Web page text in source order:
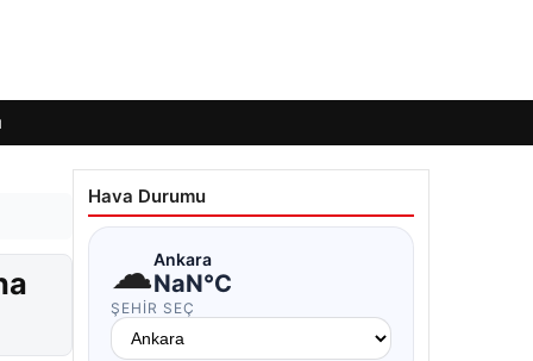
Hava Durumu
☁Ankara
NaN°C
ŞEHIR SEÇ